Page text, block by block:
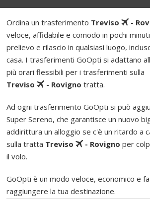
Ordina un trasferimento Treviso -
veloce, affidabile e comodo in pochi
prelievo e rilascio in qualsiasi luogo,
casa. I trasferimenti GoOpti si adattano
più orari flessibili per i trasferimenti sulla
Treviso
- Rovigno tratta.
Ad ogni trasferimento GoOpti si può
Super Sereno, che garantisce un nuovo
addirittura un alloggio se c'è un ritardo a
sulla tratta Treviso - Rovigno per
il volo.
GoOpti è un modo veloce, economico e
raggiungere la tua destinazione.